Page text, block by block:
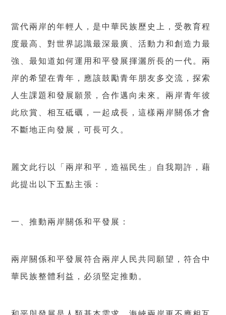
當代兩岸的年輕人，是中華民族歷史上，受教育程
度最高、對世界認識最深最廣、活動力和創造力最
強、最知道如何運用和平發展揮灑所長的一代。兩
岸的希望在青年，應該鼓勵青年朋友多交流，探索
人生課題和發展願景，合作邁向未來。兩岸青年彼
此欣賞、相互砥礪，一起成長，這樣兩岸關係才會
不斷地正向發展，可長可久。
麗文此行以「兩岸和平，造福民生」自我期許，藉
此提出以下五點主張：
一、推動兩岸關係和平發展：
兩岸關係和平發展符合兩岸人民共同願望，符合中
華民族整體利益，必須堅定推動。